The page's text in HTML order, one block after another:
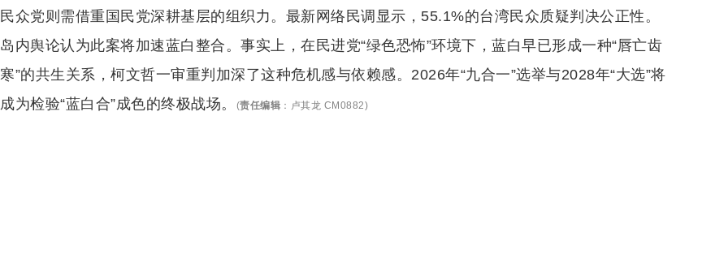
民众党则需借重国民党深耕基层的组织力。最新网络民调显示，55.1%的台湾民众质疑判决公正性。
岛内舆论认为此案将加速蓝白整合。事实上，在民进党“绿色恐怖”环境下，蓝白早已形成一种“唇亡齿
寒”的共生关系，柯文哲一审重判加深了这种危机感与依赖感。2026年“九合一”选举与2028年“大选”将
成为检验“蓝白合”成色的终极战场。
(责任编辑 ： 卢其龙 CM0882)